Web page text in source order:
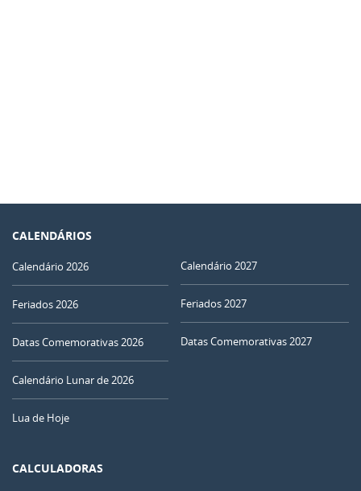
CALENDÁRIOS
Calendário 2026
Feriados 2026
Datas Comemorativas 2026
Calendário Lunar de 2026
Lua de Hoje
Calendário 2027
Feriados 2027
Datas Comemorativas 2027
CALCULADORAS